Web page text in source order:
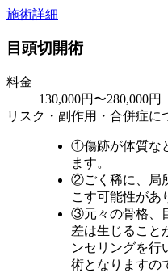
施術詳細
目頭切開術
料金
130,000円〜280,000円
リスク・副作用・合併症に
①傷跡が体質な
ます。
②ごく稀に、局
こす可能性があ
③元々の骨格、
差は生じること
ンセリングを行
術となりますの